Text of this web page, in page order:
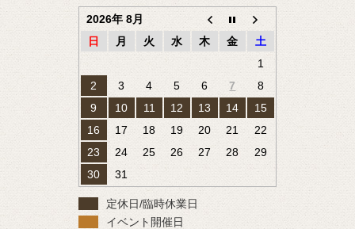
2026年 8月
日
月 火 水 木 金
土
1
2
3 4 5 6 7
8
9
10 11 12 13 14
15
16
17 18 19 20 21
22
23
24 25 26 27 28
29
30
31
定休日/臨時休業日
イベント開催日